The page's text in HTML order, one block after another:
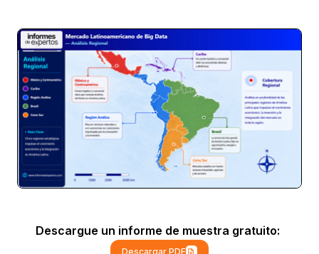
Descargue un informe de muestra gratuito:
Descargar PDF